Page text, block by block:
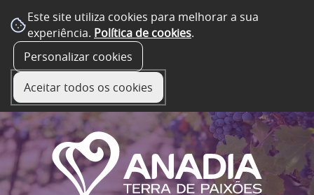
Este site utiliza cookies para melhorar a sua
experiência. Política de cookies.
Personalizar cookies
Aceitar todos os cookies